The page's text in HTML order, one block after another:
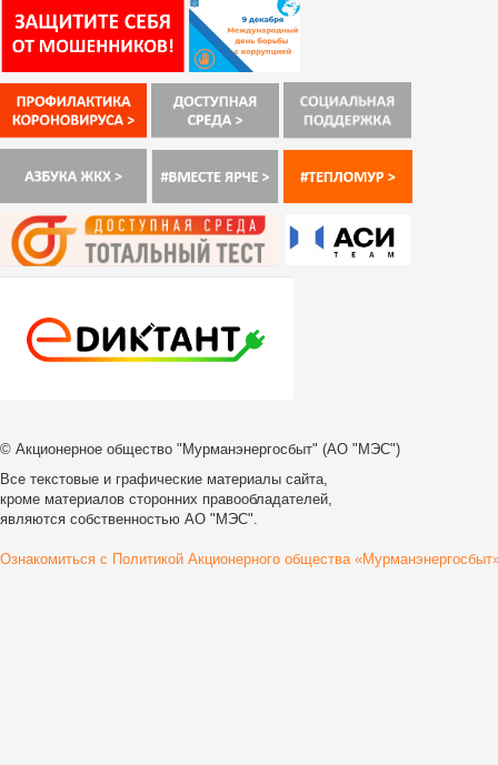
© Акционерное общество "Мурманэнергосбыт" (АО "МЭС")
Все текстовые и графические материалы сайта,
кроме материалов сторонних правообладателей,
являются собственностью АО "МЭС".
Ознакомиться с Политикой Акционерного общества